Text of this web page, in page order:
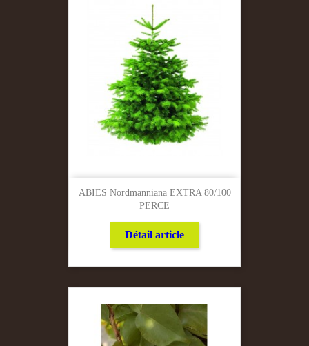
ABIES Nordmanniana EXTRA 80/100
PERCE
Détail article